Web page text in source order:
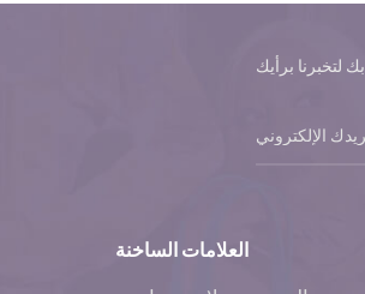
العلامات الساخنة